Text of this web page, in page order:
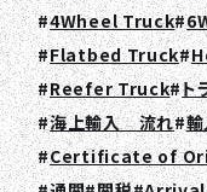
4Wheel Truck
Flatbed Truck
Reefer Truck ト
海上輸入 流れ
Certificate of